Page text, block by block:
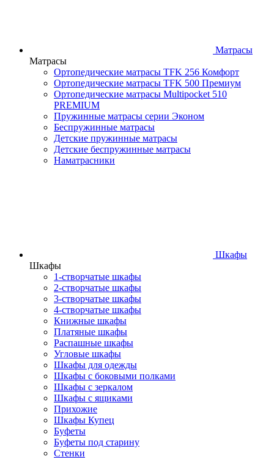
Матрасы
Матрасы
Ортопедические матрасы TFK 256 Комфорт
Ортопедические матрасы TFK 500 Премиум
Ортопедические матрасы Multipocket 510
PREMIUM
Пружинные матрасы серии Эконом
Беспружинные матрасы
Детские пружинные матрасы
Детские беспружинные матрасы
Наматрасники
Шкафы
Шкафы
1-створчатые шкафы
2-створчатые шкафы
3-створчатые шкафы
4-створчатые шкафы
Книжные шкафы
Платяные шкафы
Распашные шкафы
Угловые шкафы
Шкафы для одежды
Шкафы с боковыми полками
Шкафы с зеркалом
Шкафы с ящиками
Прихожие
Шкафы Купец
Буфеты
Буфеты под старину
Стенки